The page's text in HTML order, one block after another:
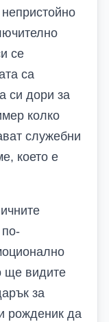
се
са
си дори за
колко
служебни
което е
ще видите
за
рожденик да